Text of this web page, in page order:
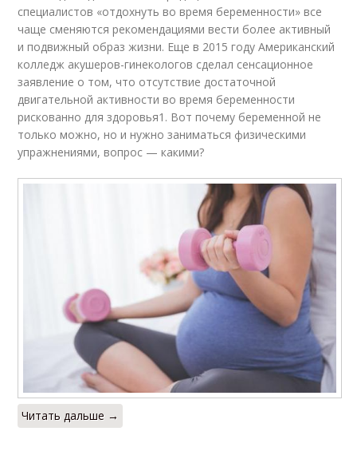
специалистов «отдохнуть во время беременности» все
чаще сменяются рекомендациями вести более активный
и подвижный образ жизни. Еще в 2015 году Американский
колледж акушеров-гинекологов сделал сенсационное
заявление о том, что отсутствие достаточной
двигательной активности во время беременности
рискованно для здоровья1. Вот почему беременной не
только можно, но и нужно заниматься физическими
упражнениями, вопрос — какими?
Читать дальше →